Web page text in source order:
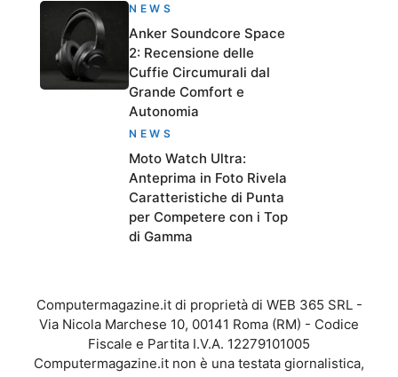
NEWS
Anker Soundcore Space
2: Recensione delle
Cuffie Circumurali dal
Grande Comfort e
Autonomia
NEWS
Moto Watch Ultra:
Anteprima in Foto Rivela
Caratteristiche di Punta
per Competere con i Top
di Gamma
Computermagazine.it di proprietà di WEB 365 SRL -
Via Nicola Marchese 10, 00141 Roma (RM) - Codice
Fiscale e Partita I.V.A. 12279101005
Computermagazine.it non è una testata giornalistica,